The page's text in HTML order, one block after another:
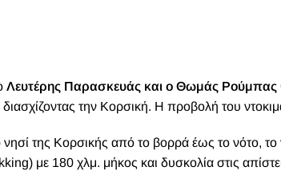
Λευτέρης Παρασκευάς και ο Θωμάς Ρούμπας
την Κορσική. Η προβολή του
νησί της Κορσικής από το βορρά έως το νότο,
με 180 χλμ. μήκος και δυσκολία στις